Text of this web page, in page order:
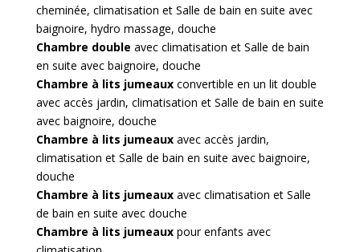
cheminée, climatisation et Salle de bain en suite avec
baignoire, hydro massage, douche
Chambre double avec climatisation et Salle de bain
en suite avec baignoire, douche
Chambre à lits jumeauxconvertible en un lit double
avec accès jardin, climatisation et Salle de bain en suite
avec baignoire, douche
Chambre à lits jumeauxavec accès jardin,
climatisation et Salle de bain en suite avec baignoire,
douche
Chambre à lits jumeauxavec climatisation et Salle
de bain en suite avec douche
Chambre à lits jumeauxpour enfants avec